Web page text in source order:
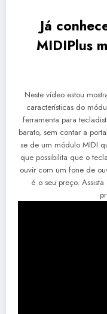
Já
MIDIPlus
Neste vídeo estou
características do
ferramenta para
barato, sem contar a
se de um módulo MIDI
que possibilita que o
ouvir com um fone de
é o seu preço.